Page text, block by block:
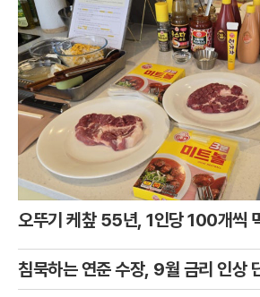
오뚜기 케챂 55년, 1인당 100개씩
침묵하는 연준 수장, 9월 금리 인상